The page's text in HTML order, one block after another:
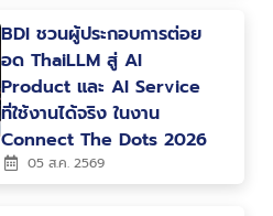
BDI ชวนผู้ประกอบการต่อย
อด ThaiLLM สู่ AI
Product และ AI Service
ที่ใช้งานได้จริง ในงาน
Connect The Dots 2026
05 ส.ค. 2569